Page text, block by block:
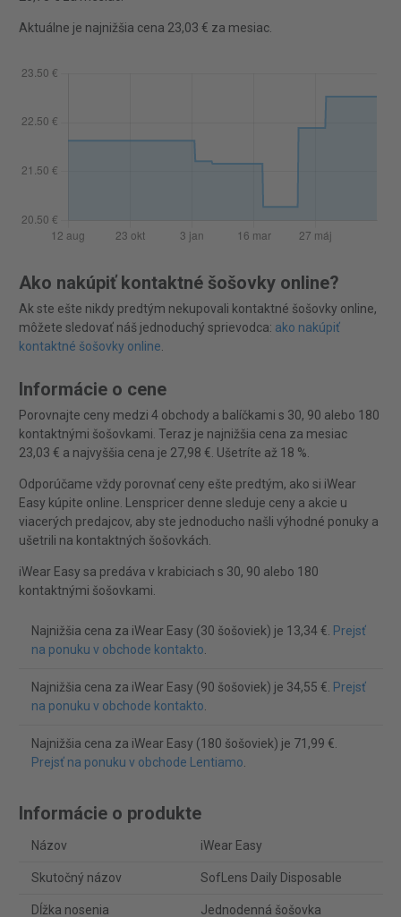
Aktuálne je najnižšia cena 23,03 € za mesiac.
Ako nakúpiť kontaktné šošovky online?
Ak ste ešte nikdy predtým nekupovali kontaktné šošovky online,
môžete sledovať náš jednoduchý sprievodca: ako nakúpiť
kontaktné šošovky online.
Informácie o cene
Porovnajte ceny medzi 4 obchody a balíčkami s 30, 90 alebo 180
kontaktnými šošovkami. Teraz je najnižšia cena za mesiac
23,03 € a najvyššia cena je 27,98 €. Ušetríte až 18 %.
Odporúčame vždy porovnať ceny ešte predtým, ako si iWear
Easy kúpite online. Lenspricer denne sleduje ceny a akcie u
viacerých predajcov, aby ste jednoducho našli výhodné ponuky a
ušetrili na kontaktných šošovkách.
iWear Easy sa predáva v krabiciach s 30, 90 alebo 180
kontaktnými šošovkami.
Najnižšia cena za iWear Easy (30 šošoviek) je 13,34 €. Prejsť
na ponuku v obchode kontakto.
Najnižšia cena za iWear Easy (90 šošoviek) je 34,55 €. Prejsť
na ponuku v obchode kontakto.
Najnižšia cena za iWear Easy (180 šošoviek) je 71,99 €.
Prejsť na ponuku v obchode Lentiamo.
Informácie o produkte
Názov iWear Easy
Skutočný názov SofLens Daily Disposable
Dĺžka nosenia Jednodenná šošovka